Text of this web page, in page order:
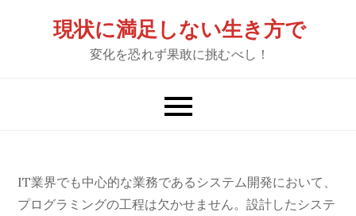
現状に満足しない生き方で
変化を恐れず果敢に挑むべし！
IT業界でも中心的な業務であるシステム開発において、
プログラミングの工程は欠かせません。設計したシステ